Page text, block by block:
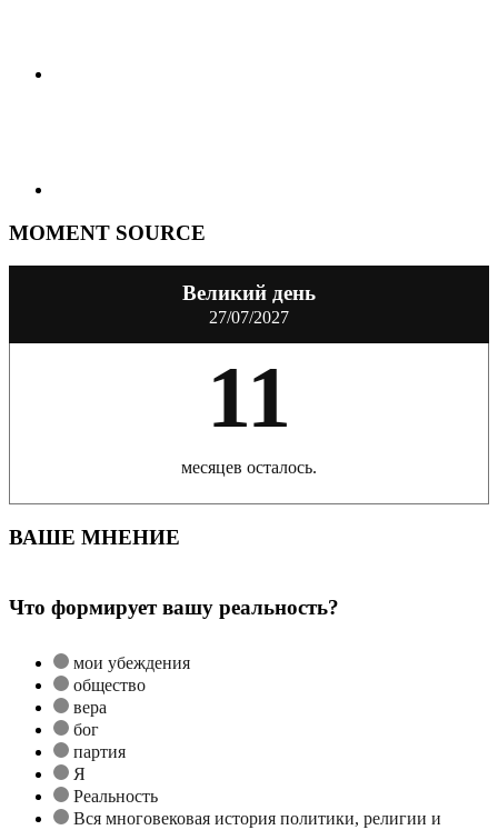
MOMENT SOURCE
Великий день
27/07/2027
11
месяцев осталось.
ВАШЕ МНЕНИЕ
Что формирует вашу реальность?
мои убеждения
общество
вера
бог
партия
Я
Реальность
Вся многовековая история политики, религии и